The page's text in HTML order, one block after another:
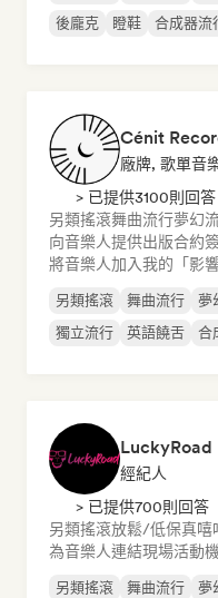
後龐克
瞪鞋 合成器流
Cénit
廠牌, 歌單音
> 已提供3100則回答
另類搖滾舞曲流行夢幻
向音樂人提供出版合約
將音樂人加入我的「影
另類搖滾 舞曲流行 夢
獨立流行
英語饒舌 合
LuckyRoad
經紀人
> 已提供700則回答
另類搖滾放鬆/低保真嘻
為音樂人連結現場活動
另類搖滾 舞曲流行 夢